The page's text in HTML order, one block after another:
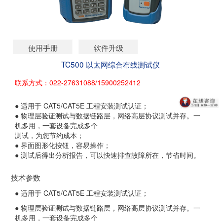
使用手册
软件升级
TC500 以太网综合布线测试仪
联系方式：022-27631088/15900252412
● 适用于 CAT5/CAT5E 工程安装测试认证；
● 物理层验证测试与数据链路层，网络高层协议测试并存。一
机多用，一套设备完成多个
测试，为您节约成本；
● 界面图形化按钮，容易操作；
● 测试后得出分析报告，可以快速排查故障所在，节省时间。
技术参数
● 适用于 CAT5/CAT5E 工程安装测试认证；
● 物理层验证测试与数据链路层，网络高层协议测试并存。一
机多用，一套设备完成多个